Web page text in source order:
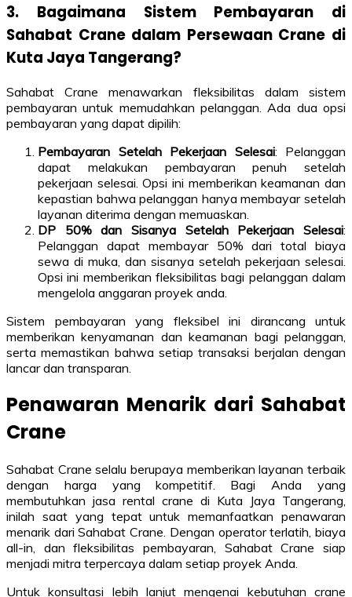
3. Bagaimana Sistem Pembayaran di
Sahabat Crane dalam Persewaan Crane di
Kuta Jaya Tangerang?
Sahabat Crane menawarkan fleksibilitas dalam sistem
pembayaran untuk memudahkan pelanggan. Ada dua opsi
pembayaran yang dapat dipilih:
Pembayaran Setelah Pekerjaan Selesai: Pelanggan
dapat melakukan pembayaran penuh setelah
pekerjaan selesai. Opsi ini memberikan keamanan dan
kepastian bahwa pelanggan hanya membayar setelah
layanan diterima dengan memuaskan.
DP 50% dan Sisanya Setelah Pekerjaan Selesai:
Pelanggan dapat membayar 50% dari total biaya
sewa di muka, dan sisanya setelah pekerjaan selesai.
Opsi ini memberikan fleksibilitas bagi pelanggan dalam
mengelola anggaran proyek anda.
Sistem pembayaran yang fleksibel ini dirancang untuk
memberikan kenyamanan dan keamanan bagi pelanggan,
serta memastikan bahwa setiap transaksi berjalan dengan
lancar dan transparan.
Penawaran Menarik dari Sahabat
Crane
Sahabat Crane selalu berupaya memberikan layanan terbaik
dengan harga yang kompetitif. Bagi Anda yang
membutuhkan jasa rental crane di Kuta Jaya Tangerang,
inilah saat yang tepat untuk memanfaatkan penawaran
menarik dari Sahabat Crane. Dengan operator terlatih, biaya
all-in, dan fleksibilitas pembayaran, Sahabat Crane siap
menjadi mitra terpercaya dalam setiap proyek Anda.
Untuk konsultasi lebih lanjut mengenai kebutuhan crane